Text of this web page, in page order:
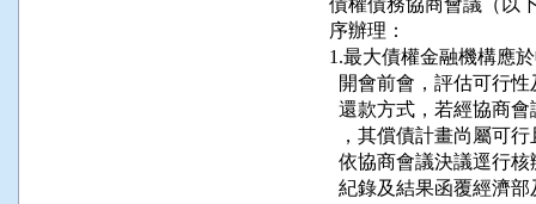
債權債務協商會議（
      序辦理：
1.最大債權金融機構
開會前會，評估可
還款方式，若經協
，其償債計畫尚屬
依協商會議決議逕
紀錄及結果函覆經濟